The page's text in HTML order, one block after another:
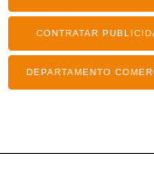
CONTRATAR
DEPARTAMENTO